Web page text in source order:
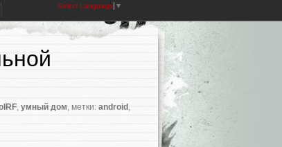
Select Language ▼
, умный дом, метки: android ,